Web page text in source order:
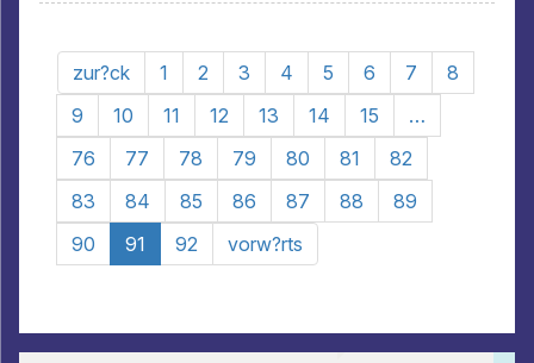
zur?ck 1 2 3 4 5 6 7
8
9
10 11 12 13 14 15
…
76
77 78 79 80 81
82
83
84 85 86 87 88
89
90
91 92 vorw?rts